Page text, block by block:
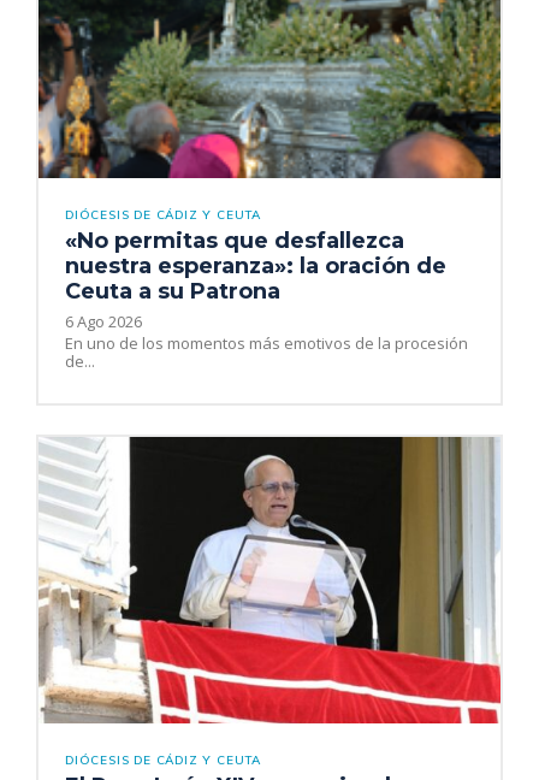
DIÓCESIS DE CÁDIZ Y CEUTA
«No permitas que desfallezca
nuestra esperanza»: la oración de
Ceuta a su Patrona
6 Ago 2026
En uno de los momentos más emotivos de la procesión
de...
DIÓCESIS DE CÁDIZ Y CEUTA